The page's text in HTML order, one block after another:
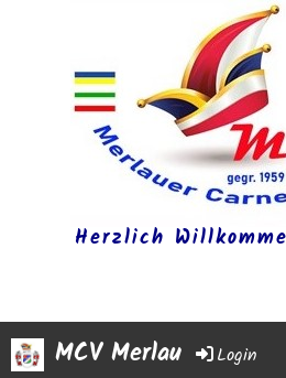
Herzlich
Login
MCV Merlau